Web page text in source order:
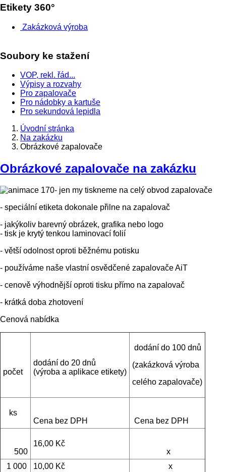
Etikety 360°
Zakázková výroba
Soubory ke stažení
VOP, rekl. řád...
Výpisy a rozvahy
Pro zapalovače
Pro nádobky a kartuše
Pro sekundová lepidla
Úvodní stránka
Na zakázku
Obrázkové zapalovače
Obrázkové zapalovače na zakázku
- jen my tiskneme na celý obvod zapalovače
- speciální etiketa dokonale přilne na zapalovač
- jakýkoliv barevný obrázek, grafika nebo logo
- tisk je krytý tenkou laminovací folií
- větší odolnost oproti běžnému potisku
- používáme naše vlastní osvědčené zapalovače AiT
- cenově výhodnější oproti tisku přímo na zapalovač
- krátká doba zhotovení
Cenová nabídka
počet
dodání do 20 dnů
(výroba a aplikace etikety)
dodání do 100 dnů
(zakázková výroba
celého zapalovače)
ks
Cena bez DPH
Cena bez DPH
500
16,00 Kč
x
1 000
10,00 Kč x